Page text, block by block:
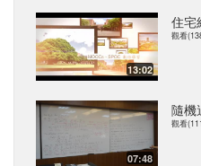
13:02
住宅
觀看
07:48
隨機
觀看